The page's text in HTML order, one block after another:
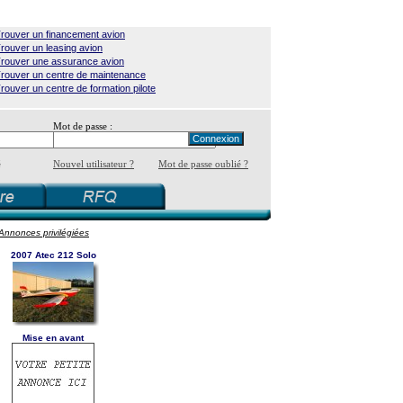
un financement avion
un leasing avion
une assurance avion
un centre de maintenance
un centre de formation pilote
Mot de passe :
Nouvel utilisateur ? Mot de passe oublié ?